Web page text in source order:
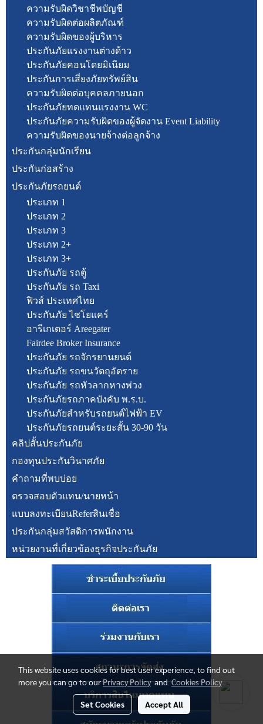
ความรับผิดวิชาชีพบัญชี
ความรับผิดต่อผลิตภัณฑ์
ความรับผิดของผู้บริหาร
ประกันภัยแรงงานต่างด้าว
ประกันภัยคอนโดยมิเนียม
ประกันการเสี่ยงภัยทรัพย์สิน
ความรับผิดต่อบุคคลภายนอก
ประกันภัยทดแทนแรงงาน WC
ประกันภัยความรับผิดของผู้จัดงาน Event Liability
ความรับผิดของนายจ้างต่อลูกจ้าง
ประกันกลุ่มนักเรียน
ประกันก่อสร้าง
ประกันภัยรถยนต์
ประเภท 1
ประเภท 2
ประเภท 3
ประเภท 2+
ประเภท 3+
ประกันภัย รถตู้
ประกันภัย รถ Taxi
ฟิวส์ ประเทศไทย
ประกันภัย ไชโยแคร์
อารีเกเตอร์ Areegater
Fairdee Broker Insurance
ประกันภัย รถจักรยานยนต์
ประกันภัย รถขนวัตถุอัตราย
ประกันภัย รถหัวลากหางพ่วง
ประกันภัยรถภาคบังคับ พ.ร.บ.
ประกันภัยสำหรับรถยนต์ไฟฟ้า EV
ประกันภัยรถยนต์ระยะสั้น 30-90 วัน
คลิปสั้นประกันภัย
กองทุนประกันวินาศภัย
คำถามที่พบบ่อย
ตรวจสอบตัวแทน/นายหน้า
แบบลงทะเบียนReferสินเชื่อ
ประกันกลุ่มสวัสดิการพนักงาน
หน่วยงานที่เกี่ยวข้องธุรกิจประกันภัย
This website uses cookies for best user experience, to find out
more you can go to ourPrivacy PolicyandCookies Policy
Set Cookies Accept All